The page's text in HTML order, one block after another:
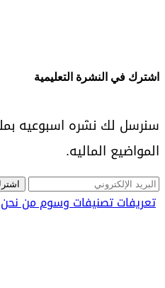
اشترك في النشرة التعليمية
سنرسل لك نشره اسبوعيه
المواضيع الماليه.
تعريفاتتصنيفاتوسوممن